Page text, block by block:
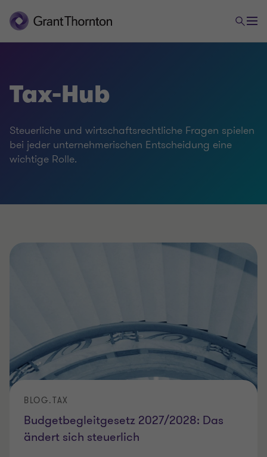
Tax-Hub
Steuerliche und wirtschaftsrechtliche Fragen spielen
bei jeder unternehmerischen Entscheidung eine
wichtige Rolle.
Budgetbegleitgesetz 2027/2028: Das
ändert sich steuerlich
BLOG.TAX